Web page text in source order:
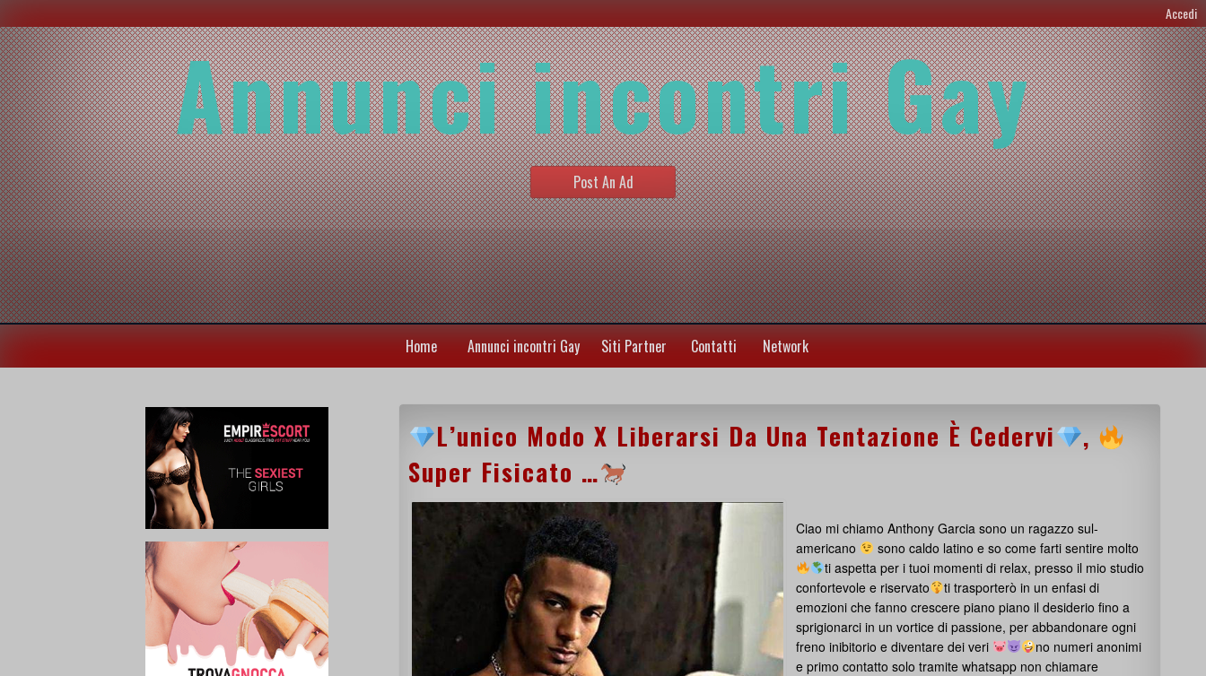
Accedi
Annunci incontri Gay
Post An Ad
Home Annunci incontri Gay Siti Partner Contatti Network
L’unico Modo X Liberarsi Da Una Tentazione È Cedervi
,
Super Fisicato …
Ciao mi chiamo Anthony Garcia sono un ragazzo sul-
americano
sono caldo latino e so come farti sentire molto
ti aspetta per i tuoi momenti di relax, presso il mio studio
confortevole e riservato
ti trasporterò in un enfasi di
emozioni che fanno crescere piano piano il desiderio fino a
sprigionarci in un vortice di passione, per abbandonare ogni
freno inibitorio e diventare dei veri
no numeri anonimi
e primo contatto solo tramite whatsapp non chiamare